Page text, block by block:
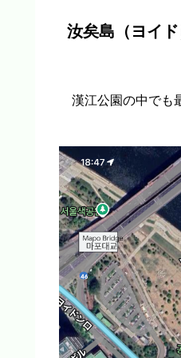
汝矣島（ヨイ
漢江公園の中でも